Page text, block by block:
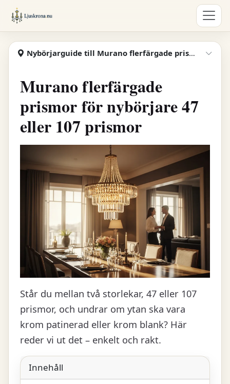
Hoppa till huvudinnehåll
Ljuskrona
Nybörjarguide till Murano flerfärgade prismor, 47 eller 107
Murano flerfärgade
prismor för nybörjare 47
eller 107 prismor
Står du mellan två storlekar, 47 eller 107
prismor, och undrar om ytan ska vara
krom patinerad eller krom blank? Här
reder vi ut det – enkelt och rakt.
Innehåll